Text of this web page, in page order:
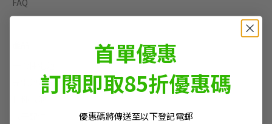
FAQ
充電池及充電器
首單優惠
訂閱即取85折優惠碼
優惠碼將傳送至以下登記電郵